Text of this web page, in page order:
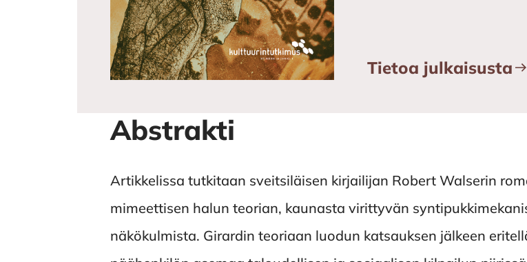
Tietoa julkaisusta
Abstrakti
Artikkelissa tutkitaan sveitsiläisen kirjailijan Robert Walserin
mimeettisen halun teorian, kaunasta virittyvän
näkökulmista. Girardin teoriaan luodun katsauksen jälkeen